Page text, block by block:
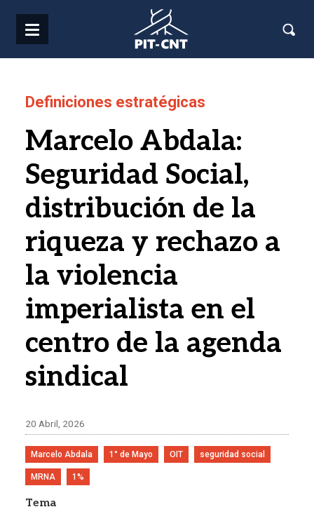
Definiciones estratégicas
Marcelo Abdala:
Seguridad Social,
distribución de la
riqueza y rechazo a
la violencia
imperialista en el
centro de la agenda
sindical
20 Abril, 2026
Marcelo Abdala 1° de Mayo OIT seguridad social
MRNA 1%
Tema